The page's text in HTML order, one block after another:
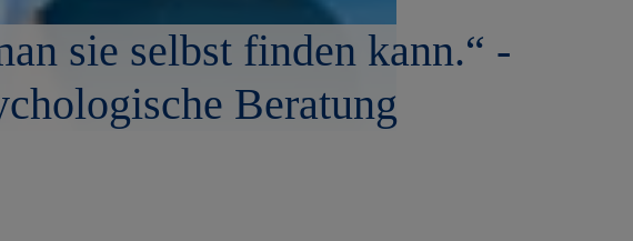
sie selbst finden kann.“ -
Beratung